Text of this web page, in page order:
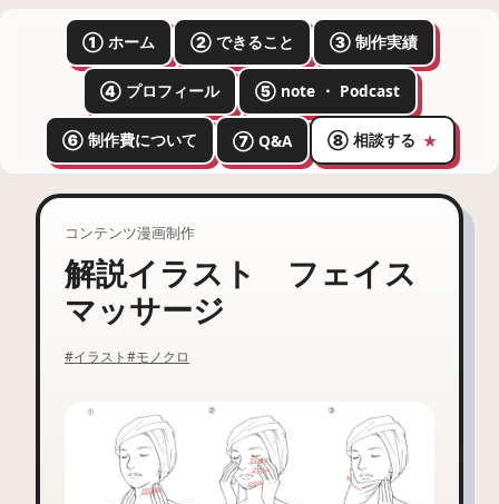
① ホーム ② できること ③ 制作実績
④ プロフィール ⑤ note ・ Podcast
⑥ 制作費について ⑦ Q&A ⑧ 相談する ★
コンテンツ漫画制作
解説イラスト フェイス
マッサージ
#イラスト#モノクロ